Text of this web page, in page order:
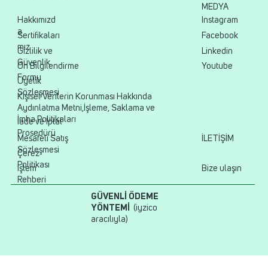
GÜVENLİ ÖDEME
YÖNTEMİ (iyzico
aracılıyla)
Hakkımızd
a
Sertifikaları
mız
Gizlilik ve
Güvenlik
Ön Bilgilendirme
Formu
Üyelik
Sözleşmesi
Kişisel Verilerin Korunması Hakkında
Aydınlatma Metni,İşleme, Saklama ve
İmha Politikaları
İade ve İptal
Prosedürü
Mesafeli Satış
Sözleşmesi
Çerez
Politikası
İşlem
Rehberi
MEDYA
Instagram
Facebook
Linkedin
Youtube
İLETİŞİM
Bize ulaşın